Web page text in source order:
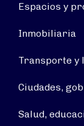
Espacios y
Inmobiliaria
Transporte y
Ciudades,
Salud,